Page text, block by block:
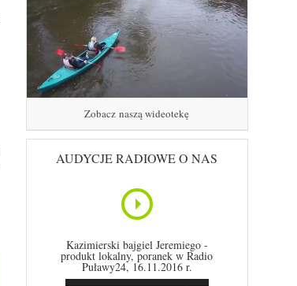
Zobacz naszą wideotekę
AUDYCJE RADIOWE O NAS
Kazimierski bajgiel Jeremiego -
produkt lokalny, poranek w Radio
Puławy24, 16.11.2016 r.